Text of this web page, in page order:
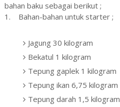
bahan baku sebagai berikut ;
1. Bahan-bahan untuk starter ;
Jagung 30 kilogram
Bekatul 1 kilogram
Tepung gaplek 1 kilogram
Tepung ikan 6,75 kilogram
Tepung darah 1,5 kilogram